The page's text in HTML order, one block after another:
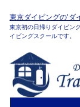
東京ダイビングの'ダ
東京初の日帰りダイビン
イビングスクールです。